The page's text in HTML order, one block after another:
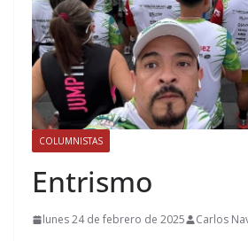
COLUMNISTAS
Entrismo
lunes 24 de febrero de 2025 Carlos